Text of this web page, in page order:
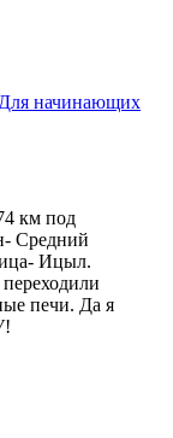
Для начинающих
км под
Средний
Ицыл.
печи. Да я